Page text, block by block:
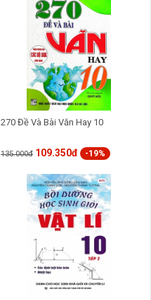
270 Đề Và Bài Văn Hay 10
135.000đ 109.350đ -19%